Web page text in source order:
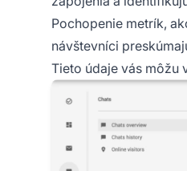
Pochopenie metrík,
návštevníci
Tieto údaje vás môžu